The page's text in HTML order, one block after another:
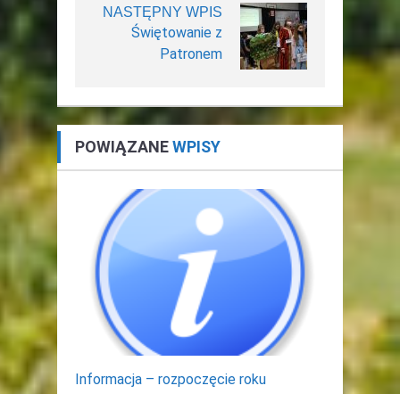
NASTĘPNY WPIS
Świętowanie z
Patronem
POWIĄZANEWPISY
Informacja – rozpoczęcie roku